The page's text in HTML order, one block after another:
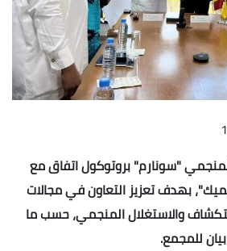
"سونارم" بروتوكول اتفاق مع
بهدف تعزيز التعاون في مجالات
والاستغلال المنجمي، حسب ما
للمجمع.